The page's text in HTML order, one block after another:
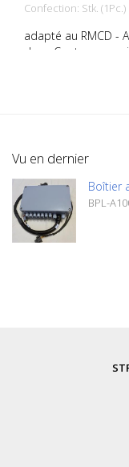
Confection: Stk. (1Pc.)
adapté au RMCD -
de : - Capteur en
écrou de montage
capteur de 3 m -
Vu en dernier
Boîtier
BPL-